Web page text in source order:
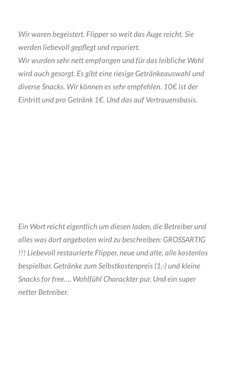
Wir waren begeistert. Flipper so weit das Auge reicht. Sie
werden liebevoll gepflegt und repariert.
Wir wurden sehr nett empfangen und für das leibliche Wohl
wird auch gesorgt. Es gibt eine riesige Getränkeauswahl und
diverse Snacks. Wir können es sehr empfehlen. 10€ ist der
Eintritt und pro Getränk 1€. Und das auf Vertrauensbasis.
Ein Wort reicht eigentlich um diesen laden, die Betreiber und
alles was dort angeboten wird zu beschreiben: GROSSARTIG
!!! Liebevoll restaurierte Flipper, neue und alte, alle kostenlos
bespielbar. Getränke zum Selbstkostenpreis (1,-) und kleine
Snacks for free…. Wohlfühl Charackter pur. Und ein super
netter Betreiber.